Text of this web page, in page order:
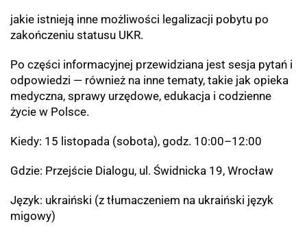
jakie istnieją inne możliwości legalizacji pobytu po
zakończeniu statusu UKR.
Po części informacyjnej przewidziana jest sesja pytań i
odpowiedzi — również na inne tematy, takie jak opieka
medyczna, sprawy urzędowe, edukacja i codzienne
życie w Polsce.
Kiedy: 15 listopada (sobota), godz. 10:00–12:00
Gdzie: Przejście Dialogu, ul. Świdnicka 19, Wrocław
Język: ukraiński (z tłumaczeniem na ukraiński język
migowy)